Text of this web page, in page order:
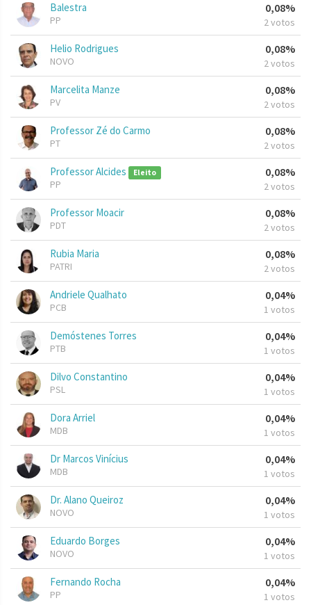
Balestra
PP
0,08%
2 votos
Helio Rodrigues
NOVO
0,08%
2 votos
Marcelita Manze
PV
0,08%
2 votos
Professor Zé do Carmo
PT
0,08%
2 votos
Professor Alcides Eleito
PP
0,08%
2 votos
Professor Moacir
PDT
0,08%
2 votos
Rubia Maria
PATRI
0,08%
2 votos
Andriele Qualhato
PCB
0,04%
1 votos
Demóstenes Torres
PTB
0,04%
1 votos
Dilvo Constantino
PSL
0,04%
1 votos
Dora Arriel
MDB
0,04%
1 votos
Dr Marcos Vinícius
MDB
0,04%
1 votos
Dr. Alano Queiroz
NOVO
0,04%
1 votos
Eduardo Borges
NOVO
0,04%
1 votos
Fernando Rocha
PP
0,04%
1 votos